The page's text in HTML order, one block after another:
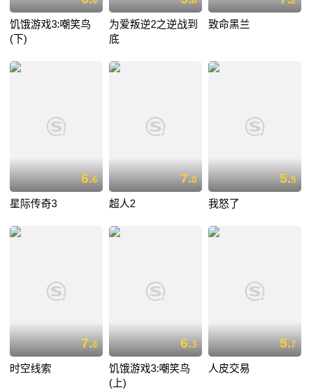
饥饿游戏3:嘲笑鸟
(下)
为爱叛逆2之逆战到
底
致命黑兰
6.6
星际传奇3
7.0
超人2
5.5
我怒了
7.8
时空线索
6.3
饥饿游戏3:嘲笑鸟
(上)
5.7
人皮交易